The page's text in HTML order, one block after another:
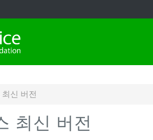
신 버전
최신 버전